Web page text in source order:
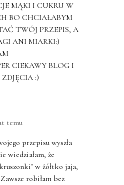
MĄKI I CUKRU W
BO CHCIAŁABYM
TWÓJ PRZEPIS, A
ANI MIARKI:)
CIEKAWY BLOG I
:)
temu
przepisu wyszła
wiedziałam, że
w żółtko jaja,
robiłam bez